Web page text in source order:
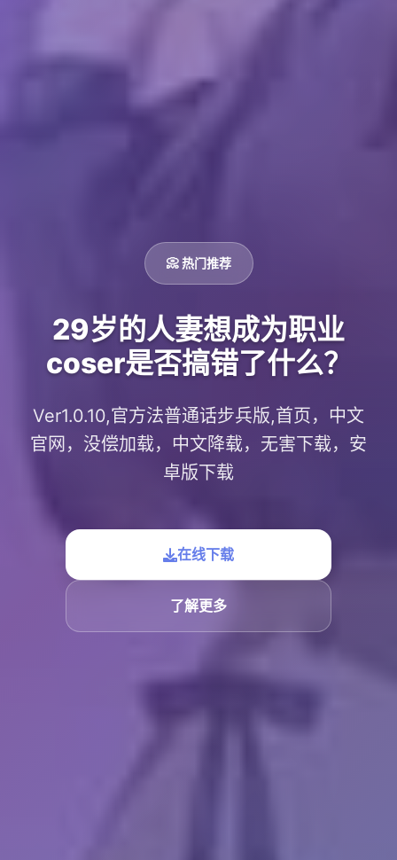
📀 热门推荐
29岁的人妻想成为职业
coser是否搞错了什么？
Ver1.0.10,官方法普通话步兵版,首页，中文
官网，没偿加载，中文降载，无害下载，安
卓版下载
在线下载
了解更多